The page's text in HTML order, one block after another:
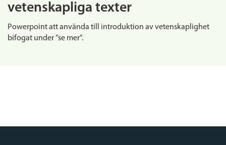
vetenskapliga texter
Powerpoint att använda till introduktion av vetenskaplighet
bifogat under ”se mer”.